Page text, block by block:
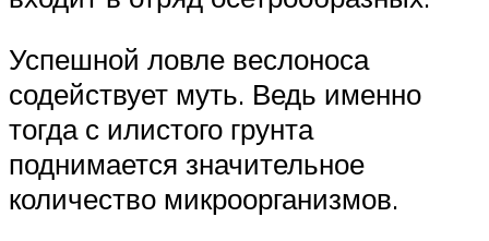
Успешной ловле веслоноса
содействует муть. Ведь именно
тогда с илистого грунта
поднимается значительное
количество микроорганизмов.